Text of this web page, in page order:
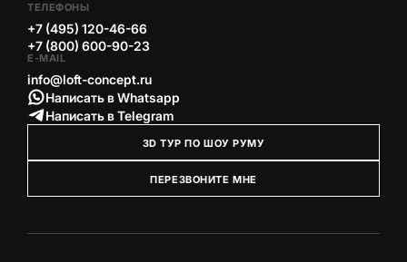
ТЕЛЕФОНЫ
+7 (495) 120-46-66
+7 (800) 600-90-23
E-MAIL
info@loft-concept.ru
Написать в Whatsapp
Написать в Telegram
3D ТУР ПО ШОУ РУМУ
ПЕРЕЗВОНИТЕ МНЕ